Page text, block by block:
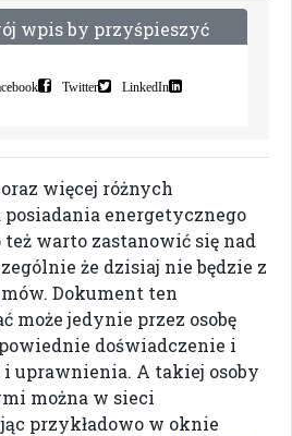
ój wpisby przyśpieszyć
Twitter LinkedIn
więcej różnych
energetycznego
warto zastanowić się nad
że dzisiaj nie będzie z
Dokument ten
może jedynie przez osobę
doświadczenie i
uprawnienia. A takiej osoby
można w sieci
przykładowo w oknie